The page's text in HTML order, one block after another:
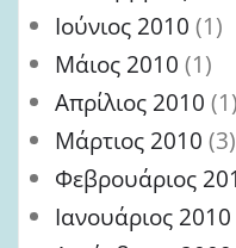
Ιούνιος 2010 (1)
Μάιος 2010 (1)
Απρίλιος 2010 (1)
Μάρτιος 2010 (3)
Φεβρουάριος
Ιανουάριος 2010